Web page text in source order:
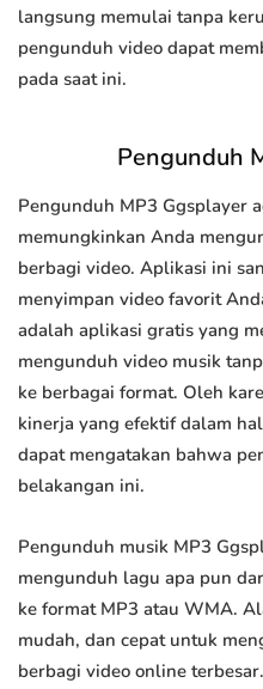
langsung memulai tanpa
pengunduh video dapat
pada saat ini.
Pengunduh
Pengunduh MP3 Ggsplayer
memungkinkan Anda
berbagi video. Aplikasi ini
menyimpan video favorit
adalah aplikasi gratis yang
mengunduh video musik
ke berbagai format. Oleh
kinerja yang efektif dalam
dapat mengatakan bahwa
belakangan ini.
Pengunduh musik MP3
mengunduh lagu apa pun
ke format MP3 atau WMA.
mudah, dan cepat untuk
berbagi video online